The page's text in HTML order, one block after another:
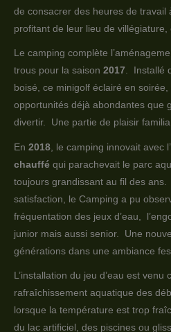
de consacrer des heures de travail
profitant de leur lieu de villégiature,
Le camping complète
trous pour la saison 2017. Installé
boisé, ce minigolf éclairé en soirée,
opportunités déjà abondantes que
divertir. Une partie de plaisir
En 2018 , le camping innovait avec
chauffé qui parachevait le parc
toujours grandissant au fil des
satisfaction, le Camping a pu
fréquentation des jeux d’eau,
junior mais aussi senior. Une
générations dans une ambiance
L’installation du jeu d’eau est venu
rafraîchissement aquatique des
lorsque la température est trop
du lac artificiel, des piscines ou